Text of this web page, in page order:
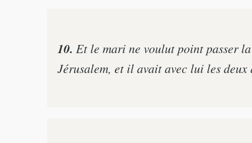
10. Et le mari ne voulut point passer
Jérusalem, et il avait avec lui les deux